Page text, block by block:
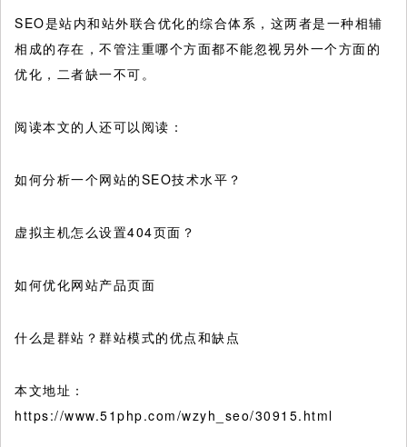
SEO是站内和站外联合优化的综合体系，这两者是一种相辅
相成的存在，不管注重哪个方面都不能忽视另外一个方面的
优化，二者缺一不可。
阅读本文的人还可以阅读：
如何分析一个网站的SEO技术水平？
虚拟主机怎么设置404页面？
如何优化网站产品页面
什么是群站？群站模式的优点和缺点
本文地址：
https://www.51php.com/wzyh_seo/30915.html